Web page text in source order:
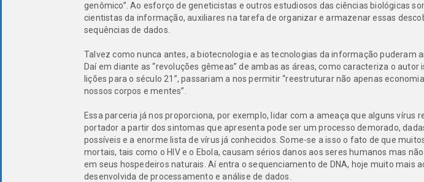
genômico”. Ao esforço de geneticistas e outros estudiosos das ciências biológicas
cientistas da informação, auxiliares na tarefa de organizar e armazenar essas
sequências de dados.
Talvez como nunca antes, a biotecnologia e as tecnologias da informação puderam
Daí em diante as “revoluções gêmeas” de ambas as áreas, como caracteriza o autor
lições para o século 21”, passariam a nos permitir “reestruturar não apenas
nossos corpos e mentes”.
Essa parceria já nos proporciona, por exemplo, lidar com a ameaça que alguns vírus
portador a partir dos sintomas que apresenta pode ser um processo demorado,
possíveis e a enorme lista de vírus já conhecidos. Some-se a isso o fato de que
mortais, tais como o HIV e o Ebola, causam sérios danos aos seres humanos mas
em seus hospedeiros naturais. Aí entra o sequenciamento de DNA, hoje muito mais
desenvolvida de processamento e análise de dados.